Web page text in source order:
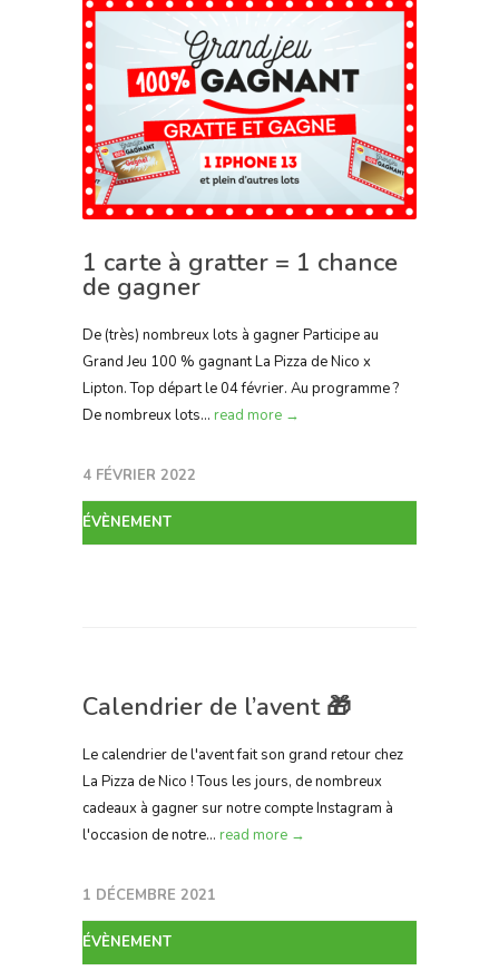
1 carte à gratter = 1 chance
de gagner
De (très) nombreux lots à gagner Participe au
Grand Jeu 100 % gagnant La Pizza de Nico x
Lipton. Top départ le 04 février. Au programme ?
De nombreux lots... read more →
4 FÉVRIER 2022
ÉVÈNEMENT
Calendrier de l’avent 🎁
Le calendrier de l'avent fait son grand retour chez
La Pizza de Nico ! Tous les jours, de nombreux
cadeaux à gagner sur notre compte Instagram à
l'occasion de notre... read more →
1 DÉCEMBRE 2021
ÉVÈNEMENT